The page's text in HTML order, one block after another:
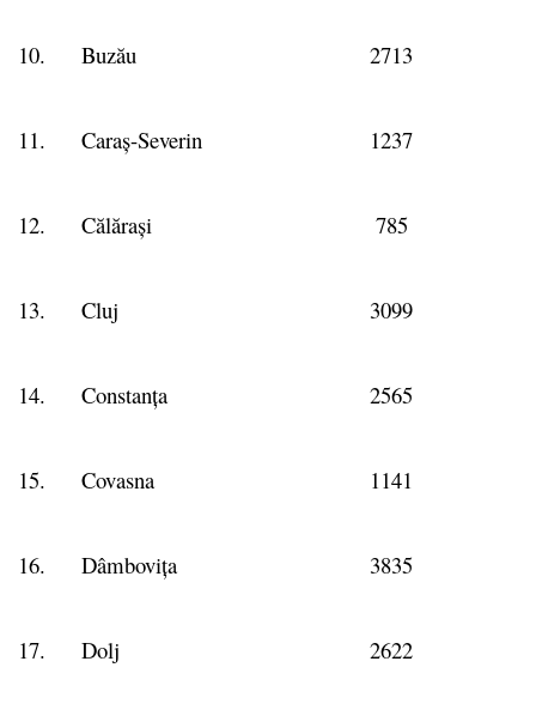
10. Buzău 2713
11. Caraș-Severin 1237
12. Călărași 785
13. Cluj 3099
14. Constanța 2565
15. Covasna 1141
16. Dâmbovița 3835
17. Dolj 2622